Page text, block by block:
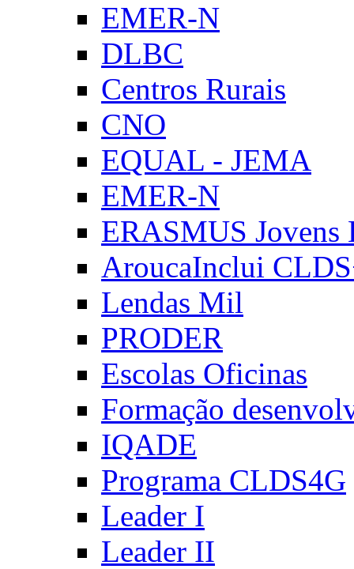
EMER-N
DLBC
Centros Rurais
CNO
EQUAL - JEMA
EMER-N
ERASMUS Jovens
AroucaInclui
Lendas Mil
PRODER
Escolas Oficinas
Formação
IQADE
Programa CLDS4G
Leader I
Leader II